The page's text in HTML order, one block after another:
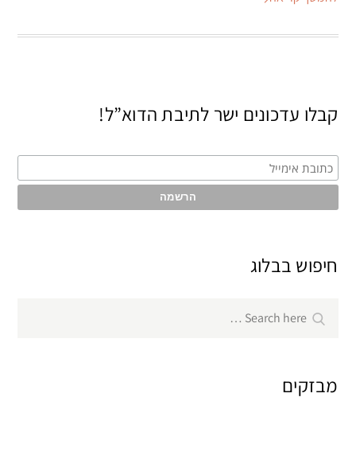
קבלו עדכונים ישר לתיבת הדוא”ל!
חיפוש בבלוג
for:
Search
מבזקים